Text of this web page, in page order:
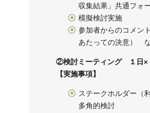
収集結果」共通フォ
模擬検討実施
参加者からのコメン
あたっての決意）
②検討ミーティング １日×
【実施事項】
ステークホルダー（
多角的検討